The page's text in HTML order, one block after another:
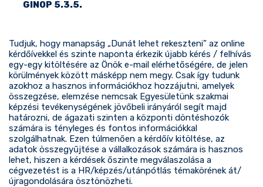
GINOP 5.3.5.
Tudjuk, hogy manapság „Dunát lehet rekeszteni” az online
kérdőívekkel és szinte naponta érkezik újabb kérés / felhívás
egy-egy kitöltésére az Önök e-mail elérhetőségére, de jelen
körülmények között másképp nem megy. Csak így tudunk
azokhoz a hasznos információkhoz hozzájutni, amelyek
összegzése, elemzése nemcsak Egyesületünk szakmai
képzési tevékenységének jövőbeli irányáról segít majd
határozni, de ágazati szinten a központi döntéshozók
számára is tényleges és fontos információkkal
szolgálhatnak. Ezen túlmenően a kérdőív kitöltése, az
adatok összegyűjtése a vállalkozások számára is hasznos
lehet, hiszen a kérdések őszinte megválaszolása a
cégvezetést is a HR/képzés/utánpótlás témakörének át/
újragondolására ösztönözheti.